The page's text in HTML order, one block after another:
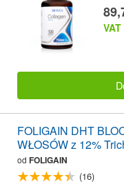
FOLIGAIN DHT
WŁOSÓW z 12%
od FOLIGAIN
(16)